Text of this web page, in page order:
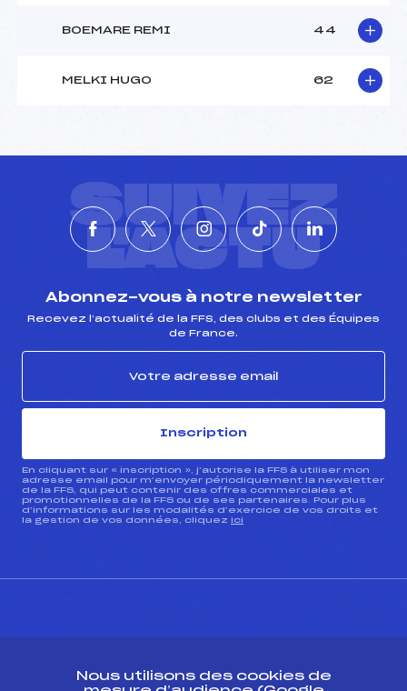
BOEMARE REMI 44
MELKI HUGO 62
SUIVEZ
L'ACTU
Abonnez-vous à notre newsletter
Recevez l’actualité de la FFS, des clubs et des Équipes
de France.
Inscription
En cliquant sur « inscription », j’autorise la FFS à utiliser mon
adresse email pour m’envoyer périodiquement la newsletter
de la FFS, qui peut contenir des offres commerciales et
promotionnelles de la FFS ou de ses partenaires. Pour plus
d’informations sur les modalités d’exercice de vos droits et
la gestion de vos données, cliquez ici
Nous utilisons des cookies de